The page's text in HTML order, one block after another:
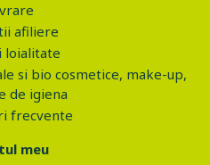
afiliere
loialitate
si bio cosmetice, make-up,
de igiena
frecvente
meu